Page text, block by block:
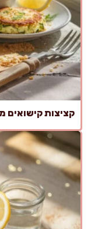
קציצות קישואים ממכרות ב-25